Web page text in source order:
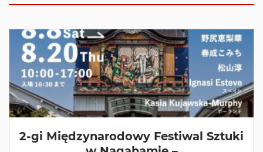
2-gi Międzynarodowy Festiwal Sztuki